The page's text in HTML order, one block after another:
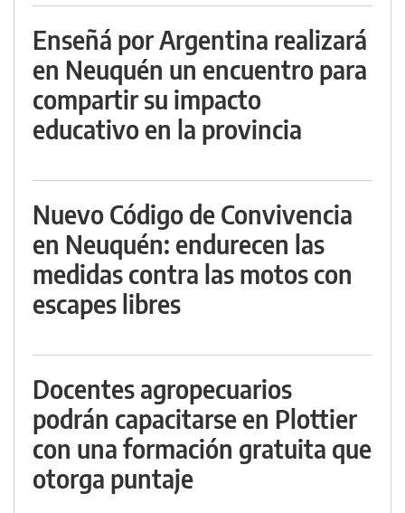
Enseñá por Argentina realizará
en Neuquén un encuentro para
compartir su impacto
educativo en la provincia
Nuevo Código de Convivencia
en Neuquén: endurecen las
medidas contra las motos con
escapes libres
Docentes agropecuarios
podrán capacitarse en Plottier
con una formación gratuita que
otorga puntaje